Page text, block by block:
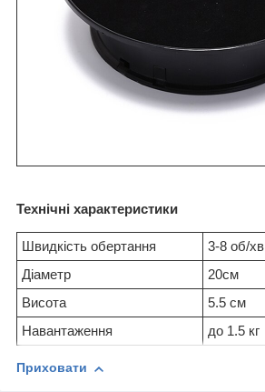
Технічні характеристики
Швидкість обертання
3-8 об/хв
Діаметр
20см
Висота
5.5 см
Навантаження
до 1.5 кг
Приховати